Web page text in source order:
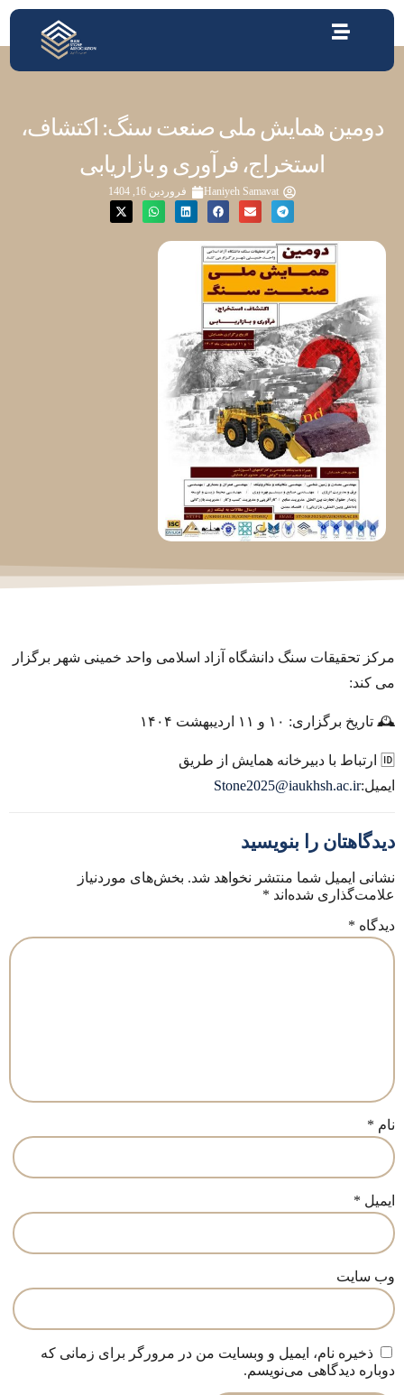
دومین همایش ملی صنعت سنگ: اکتشاف،
استخراج، فرآوری و بازاریابی
Haniyeh Samavat فروردین 16, 1404
مرکز تحقیقات سنگ دانشگاه آزاد اسلامی واحد خمینی شهر برگزار
می کند:
🕰 تاریخ برگزاری: ۱۰ و ۱۱ اردیبهشت ۱۴۰۴
🆔 ارتباط با دبیرخانه همایش از طریق
ایمیل:Stone2025@iaukhsh.ac.ir
دیدگاهتان را بنویسید
نشانی ایمیل شما منتشر نخواهد شد. بخش‌های موردنیاز
علامت‌گذاری شده‌اند *
دیدگاه *
نام *
ایمیل *
وب‌ سایت
ذخیره نام، ایمیل و وبسایت من در مرورگر برای زمانی که
دوباره دیدگاهی می‌نویسم.